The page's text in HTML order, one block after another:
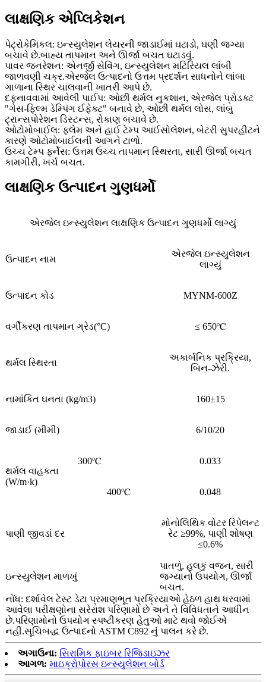
લાક્ષણિક એપ્લિકેશન
પેટ્રોકેમિકલ: ઇન્સ્યુલેશન લેયરની જાડાઈમાં ઘટાડો, ઘણી જગ્યા
બચાવે છે.બાહ્ય તાપમાન અને ઊર્જા બચત ઘટાડવું.
પાવર જનરેશન: એનર્જી સેવિંગ, ઇન્સ્યુલેશન મટિરિયલ લાંબી
જાળવણી ચક્ર.એરજેલ ઉત્પાદનો ઉત્તમ પ્રદર્શન સાધનોને લાંબા
ગાળાના સ્થિર ચાલવાની ખાતરી આપે છે.
દફનાવવામાં આવેલી પાઈપ: ઓછી થર્મલ નુકશાન, એરજેલ પ્રોડક્ટ
"ગેસ-ફિલ્મ ડેમ્પિંગ ઈફેક્ટ" બનાવે છે, ઓછી થર્મલ લોસ, લાંબુ
ટ્રાન્સપોરેશન ડિસ્ટન્સ, રોકાણ બચાવે છે.
ઓટોમોબાઈલ: ફ્લેમ અને હાઈ ટેમ્પ આઈસોલેશન, બેટરી સુપરહીટને
કારણે ઓટોમોબાઈલની આગને ટાળો.
ઉચ્ચ ટેમ્પ ફર્નેસ: ઉત્તમ ઉચ્ચ તાપમાન સ્થિરતા, સારી ઊર્જા બચત
કામગીરી, ખર્ચ બચત.
લાક્ષણિક ઉત્પાદન ગુણધર્મો
એરજેલ ઇન્સ્યુલેશન લાક્ષણિક ઉત્પાદન ગુણધર્મો લાગ્યું
ઉત્પાદન નામ
એરજેલ ઇન્સ્યુલેશન
લાગ્યું
ઉત્પાદન કોડ MYNM-600Z
વર્ગીકરણ તાપમાન ગ્રેડ(°C) ≤ 650℃
થર્મલ સ્થિરતા
અકાર્બનિક પ્રક્રિયા,
બિન-ઝેરી.
નામાંકિત ઘનતા (kg/m3) 160±15
જાડાઈ (મીમી) 6/10/20
થર્મલ વાહકતા
(W/m·k)
300℃ 0.033
400℃ 0.048
પાણી જીવડાં દર
મોનોલિથિક વોટર રિપેલન્ટ
રેટ ≥99%, પાણી શોષણ
≤0.6%
ઇન્સ્યુલેશન માળખું
પાતળું, હલકું વજન, સારી
જગ્યાનો ઉપયોગ, ઊર્જા
બચત.
નોંધ: દર્શાવેલ ટેસ્ટ ડેટા પ્રમાણભૂત પ્રક્રિયાઓ હેઠળ હાથ ધરવામાં
આવેલા પરીક્ષણોના સરેરાશ પરિણામો છે અને તે વિવિધતાને આધીન
છે.પરિણામોનો ઉપયોગ સ્પષ્ટીકરણ હેતુઓ માટે થવો જોઈએ
નહીં.સૂચિબદ્ધ ઉત્પાદનો ASTM C892 નું પાલન કરે છે.
અગાઉના: સિરામિક ફાઇબર રિજિડાઇઝર
આગળ: માઇક્રોપોરસ ઇન્સ્યુલેશન બોર્ડ